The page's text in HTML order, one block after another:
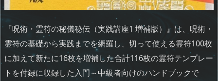
『呪術・霊符の秘儀秘伝（実践講座1 増補版）』は、呪術・
霊符の基礎から実践までを網羅し、切って使える霊符100枚
に加えて新たに16枚を増補した合計116枚の霊符テンプレー
トを付録に収録した入門～中級者向けのハンドブックで